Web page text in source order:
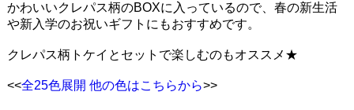
かわいいクレパス柄のBOXに入っているので、春の新生活
や新入学のお祝いギフトにもおすすめです。
クレパス柄トケイとセットで楽しむのもオススメ★
<<全25色展開 他の色はこちらから>>